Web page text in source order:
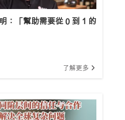
：「幫助需要從 0 到 1 的
了解更多